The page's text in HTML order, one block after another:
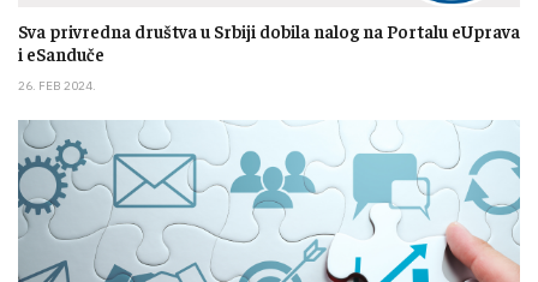
Sva privredna društva u Srbiji dobila nalog na Portalu eUprava
i eSanduče
26. FEB 2024.